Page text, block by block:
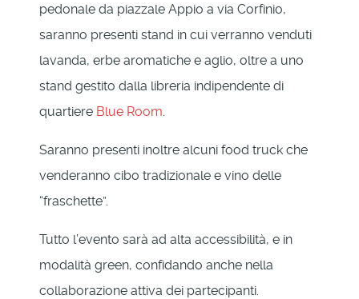
pedonale da piazzale Appio a via Corfinio,
saranno presenti stand in cui verranno venduti
lavanda, erbe aromatiche e aglio, oltre a uno
stand gestito dalla libreria indipendente di
quartiere Blue Room.
Saranno presenti inoltre alcuni food truck che
venderanno cibo tradizionale e vino delle
“fraschette”.
Tutto l’evento sarà ad alta accessibilità, e in
modalità green, confidando anche nella
collaborazione attiva dei partecipanti.